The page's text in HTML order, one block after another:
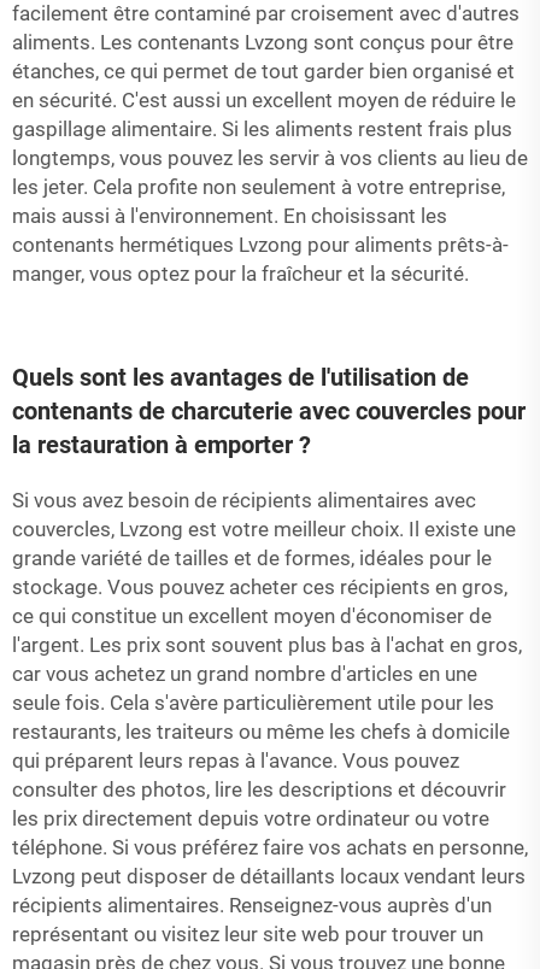
facilement être contaminé par croisement avec d'autres
aliments. Les contenants Lvzong sont conçus pour être
étanches, ce qui permet de tout garder bien organisé et
en sécurité. C'est aussi un excellent moyen de réduire le
gaspillage alimentaire. Si les aliments restent frais plus
longtemps, vous pouvez les servir à vos clients au lieu de
les jeter. Cela profite non seulement à votre entreprise,
mais aussi à l'environnement. En choisissant les
contenants hermétiques Lvzong pour aliments prêts-à-
manger, vous optez pour la fraîcheur et la sécurité.
Quels sont les avantages de l'utilisation de
contenants de charcuterie avec couvercles pour
la restauration à emporter ?
Si vous avez besoin de récipients alimentaires avec
couvercles, Lvzong est votre meilleur choix. Il existe une
grande variété de tailles et de formes, idéales pour le
stockage. Vous pouvez acheter ces récipients en gros,
ce qui constitue un excellent moyen d'économiser de
l'argent. Les prix sont souvent plus bas à l'achat en gros,
car vous achetez un grand nombre d'articles en une
seule fois. Cela s'avère particulièrement utile pour les
restaurants, les traiteurs ou même les chefs à domicile
qui préparent leurs repas à l'avance. Vous pouvez
consulter des photos, lire les descriptions et découvrir
les prix directement depuis votre ordinateur ou votre
téléphone. Si vous préférez faire vos achats en personne,
Lvzong peut disposer de détaillants locaux vendant leurs
récipients alimentaires. Renseignez-vous auprès d'un
représentant ou visitez leur site web pour trouver un
magasin près de chez vous. Si vous trouvez une bonne